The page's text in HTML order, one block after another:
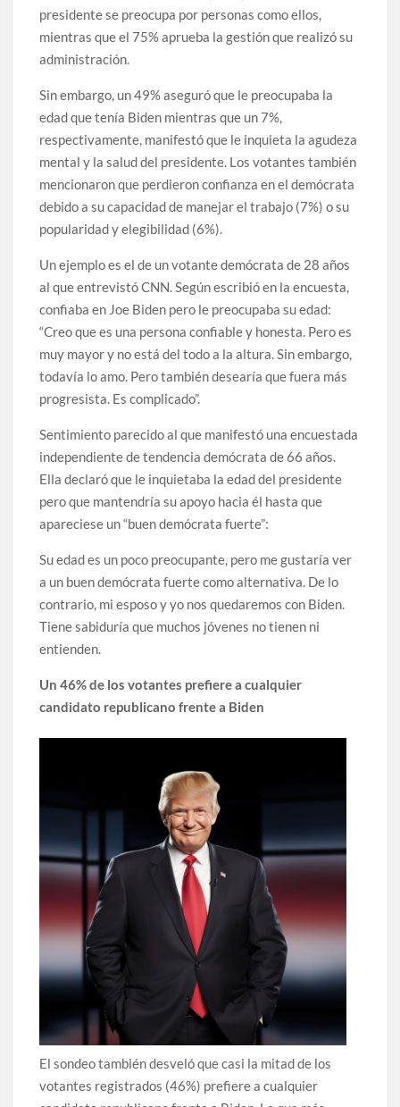
presidente se preocupa por personas como ellos,
mientras que el 75% aprueba la gestión que realizó su
administración.
Sin embargo, un 49% aseguró que le preocupaba la
edad que tenía Biden mientras que un 7%,
respectivamente, manifestó que le inquieta la agudeza
mental y la salud del presidente. Los votantes también
mencionaron que perdieron confianza en el demócrata
debido a su capacidad de manejar el trabajo (7%) o su
popularidad y elegibilidad (6%).
Un ejemplo es el de un votante demócrata de 28 años
al que entrevistó CNN. Según escribió en la encuesta,
confiaba en Joe Biden pero le preocupaba su edad:
“Creo que es una persona confiable y honesta. Pero es
muy mayor y no está del todo a la altura. Sin embargo,
todavía lo amo. Pero también desearía que fuera más
progresista. Es complicado”.
Sentimiento parecido al que manifestó una encuestada
independiente de tendencia demócrata de 66 años.
Ella declaró que le inquietaba la edad del presidente
pero que mantendría su apoyo hacia él hasta que
apareciese un “buen demócrata fuerte”:
Su edad es un poco preocupante, pero me gustaría ver
a un buen demócrata fuerte como alternativa. De lo
contrario, mi esposo y yo nos quedaremos con Biden.
Tiene sabiduría que muchos jóvenes no tienen ni
entienden.
Un 46% de los votantes prefiere a cualquier
candidato republicano frente a Biden
El sondeo también desveló que casi la mitad de los
votantes registrados (46%) prefiere a cualquier